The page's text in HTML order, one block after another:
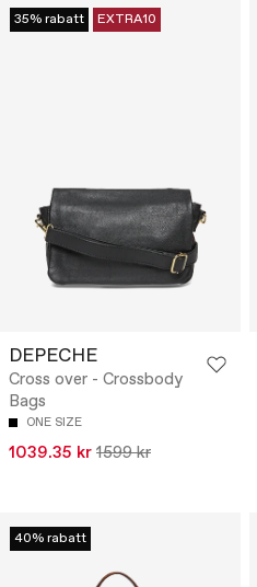
35% rabatt EXTRA10
DEPECHE
Cross over - Crossbody
Bags
ONE SIZE
1039.35 kr 1599 kr
40% rabatt